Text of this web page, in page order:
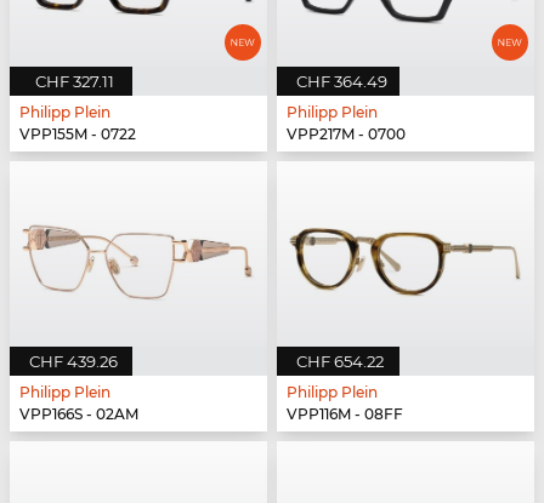
CHF 327.11
Philipp Plein
VPP155M - 0722
CHF 364.49
Philipp Plein
VPP217M - 0700
CHF 439.26
Philipp Plein
VPP166S - 02AM
CHF 654.22
Philipp Plein
VPP116M - 08FF